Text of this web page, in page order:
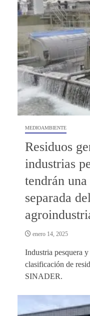
MEDIOAMBIENTE
Residuos
industrias
tendrán
separada
enero 14, 2025
Industria pesquera
clasificación de
SINADER.